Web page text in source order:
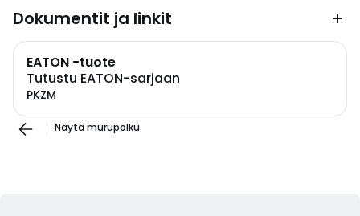
Dokumentit ja linkit
EATON -tuote
Tutustu EATON-sarjaan
PKZM
Näytä murupolku